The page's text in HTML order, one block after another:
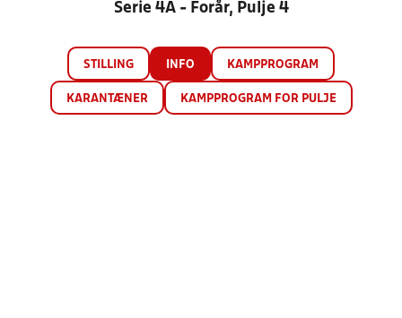
Serie 4A - Forår, Pulje 4
STILLING INFO KAMPPROGRAM
KARANTÆNER KAMPPROGRAM FOR PULJE